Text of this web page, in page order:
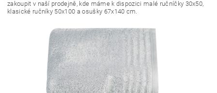
zakoupit v naší prodejně, kde máme k dispozici malé ručníčky 30x50,
klasické ručníky 50x100 a osušky 67x140 cm.